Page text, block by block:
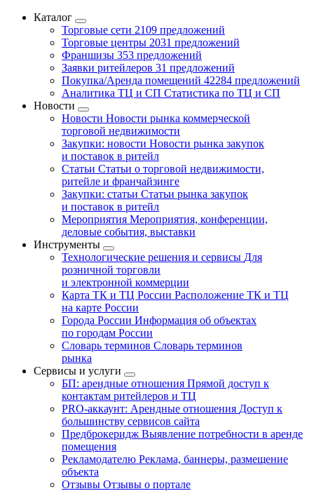
Каталог
Торговые сети 2109 предложений
Торговые центры 2031 предложений
Франшизы 353 предложений
Заявки ритейлеров 31 предложений
Покупка/Аренда помещений 42284 предложений
Аналитика ТЦ и СП Статистика по ТЦ и СП
Новости
Новости Новости рынка коммерческой
торговой недвижимости
Закупки: новости Новости рынка закупок
и поставок в ритейл
Статьи Статьи о торговой недвижимости,
ритейле и франчайзинге
Закупки: статьи Статьи рынка закупок
и поставок в ритейл
Мероприятия Мероприятия, конференции,
деловые события, выставки
Инструменты
Технологические решения и сервисы Для
розничной торговли
и электронной коммерции
Карта ТК и ТЦ России Расположение ТК и ТЦ
на карте России
Города России Информация об объектах
по городам России
Словарь терминов Словарь терминов
рынка
Сервисы и услуги
БП: арендные отношения Прямой доступ к
контактам ритейлеров и ТЦ
PRO-аккаунт: Арендные отношения Доступ к
большинству сервисов сайта
Предброкеридж Выявление потребности в аренде
помещения
Рекламодателю Реклама, баннеры, размещение
объекта
Отзывы Отзывы о портале